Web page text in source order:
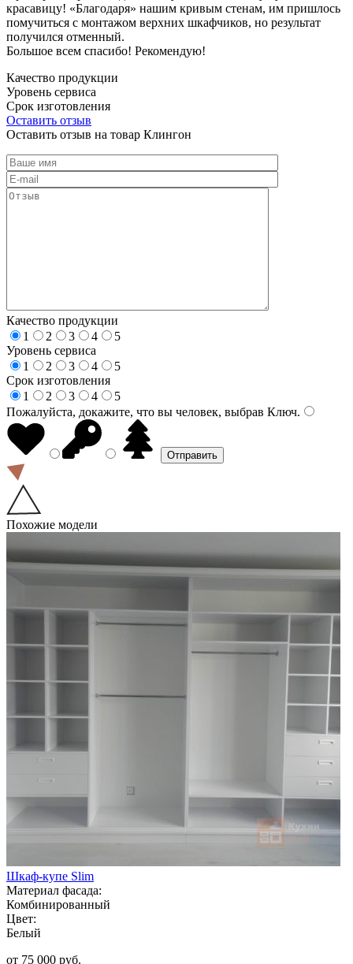
красавицу! «Благодаря» нашим кривым стенам, им пришлось
помучиться с монтажом верхних шкафчиков, но результат
получился отменный.
Большое всем спасибо! Рекомендую!
Качество продукции
Уровень сервиса
Срок изготовления
Оставить отзыв
Оставить отзыв на товар Клингон
Качество продукции
1
2 3 4
5
Уровень сервиса
1
2 3 4
5
Срок изготовления
1
2 3 4
5
Пожалуйста, докажите, что вы человек, выбрав Ключ.
Похожие модели
Шкаф-купе Slim
Материал фасада:
Комбинированный
Цвет:
Белый
от 75 000 руб.